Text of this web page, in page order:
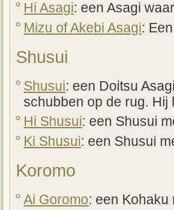
Hi Asagi: een Asagi
Mizu of Akebi Asagi:
Shusui
Shusui: een Doitsu
schubben op de rug. Hij
Hi Shusui: een Shusui
Ki Shusui: een Shusui
Koromo
Ai Goromo: een Kohaku